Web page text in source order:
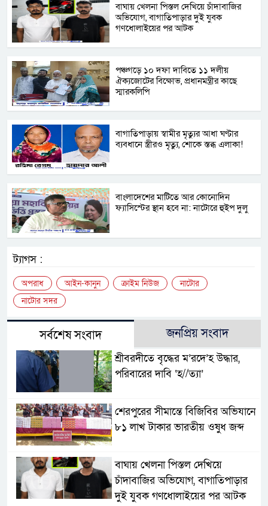
বাঘায় খেলনা পিস্তল দেখিয়ে চাঁদাবাজির
অভিযোগ, বাগাতিপাড়ার দুই যুবক
গণধোলাইয়ের পর আটক
পঞ্চগড়ে ১০ দফা দাবিতে ১১ দলীয়
ঐক্যজোটের বিক্ষোভ, প্রধানমন্ত্রীর কাছে
স্মারকলিপি
বাগাতিপাড়ায় স্বামীর মৃত্যুর আধা ঘণ্টার
ব্যবধানে স্ত্রীরও মৃত্যু, শোকে স্তব্ধ এলাকা!
বাংলাদেশের মাটিতে আর কোনোদিন
ফ্যাসিস্টের স্থান হবে না: নাটোরে হুইপ দুলু
ট্যাগস :
অপরাধ আইন-কানুন ক্রাইম নিউজ
নাটোর
নাটোর সদর
সর্বশেষ সংবাদ জনপ্রিয় সংবাদ
শ্রীবরদীতে বৃদ্ধের ম’রদে’হ উদ্ধার,
পরিবারের দাবি ‘হ//ত্যা’
শেরপুরের সীমান্তে বিজিবির অভিযানে
৮১ লাখ টাকার ভারতীয় ওষুধ জব্দ
বাঘায় খেলনা পিস্তল দেখিয়ে
চাঁদাবাজির অভিযোগ, বাগাতিপাড়ার
দুই যুবক গণধোলাইয়ের পর আটক